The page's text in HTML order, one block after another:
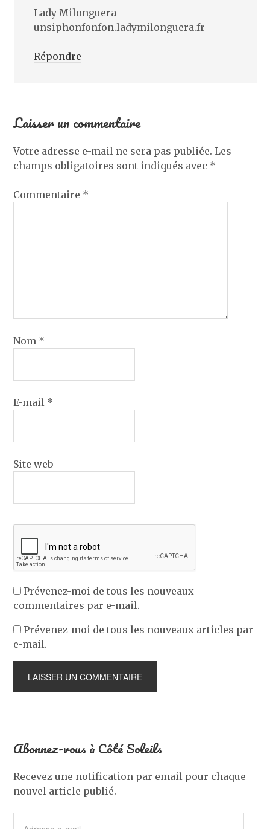
Lady Milonguera
unsiphonfonfon.ladymilonguera.fr
Répondre
Laisser un commentaire
Votre adresse e-mail ne sera pas publiée. Les
champs obligatoires sont indiqués avec *
Commentaire *
Nom *
E-mail *
Site web
Prévenez-moi de tous les nouveaux
commentaires par e-mail.
Prévenez-moi de tous les nouveaux articles par
e-mail.
Abonnez-vous à Côté Soleils
Recevez une notification par email pour chaque
nouvel article publié.